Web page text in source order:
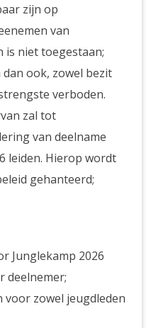
zijn op
van
is niet toegestaan;
ook, zowel bezit
verboden.
zal tot
van deelname
leiden. Hierop wordt
gehanteerd;
Junglekamp 2026
deelnemer;
voor zowel jeugdleden